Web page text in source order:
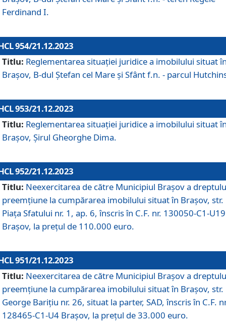
Ferdinand I.
954/21.12.2023
Titlu: Reglementarea situației juridice a imobilului situat
Brașov, B-dul Ștefan cel Mare și Sfânt f.n. - parcul
953/21.12.2023
Titlu: Reglementarea situației juridice a imobilului situat
Brașov, Șirul Gheorghe Dima.
952/21.12.2023
Titlu: Neexercitarea de către Municipiul Brașov a
preemțiune la cumpărarea imobilului situat în Brașov, str.
Piața Sfatului nr. 1, ap. 6, înscris în C.F. nr. 130050-C1-U19
Brașov, la prețul de 110.000 euro.
951/21.12.2023
Titlu: Neexercitarea de către Municipiul Brașov a
preemțiune la cumpărarea imobilului situat în Brașov, str.
George Barițiu nr. 26, situat la parter, SAD, înscris în C.F.
128465-C1-U4 Brașov, la prețul de 33.000 euro.